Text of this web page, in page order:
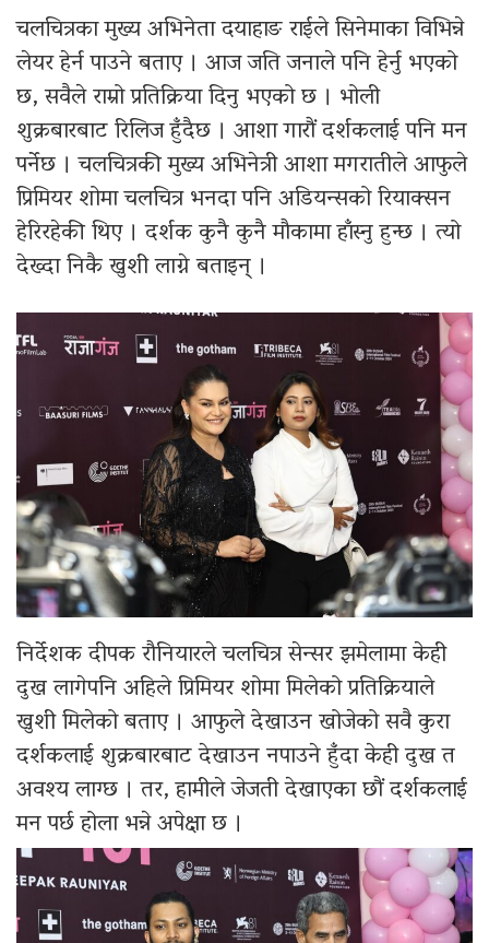
चलचित्रका मुख्य अभिनेता दयाहाङ राईले सिनेमाका विभिन्ने
लेयर हेर्न पाउने बताए । आज जति जनाले पनि हेर्नु भएको
छ, सवैले राम्रो प्रतिक्रिया दिनु भएको छ । भोली
शुक्रबारबाट रिलिज हुँदैछ । आशा गारौं दर्शकलाई पनि मन
पर्नेछ । चलचित्रकी मुख्य अभिनेत्री आशा मगरातीले आफुले
प्रिमियर शोमा चलचित्र भनदा पनि अडियन्सको रियाक्सन
हेरिरहेकी थिए । दर्शक कुनै कुनै मौकामा हाँस्नु हुन्छ । त्यो
देख्दा निकै खुशी लाग्ने बताइन् ।
निर्देशक दीपक रौनियारले चलचित्र सेन्सर झमेलामा केही
दुख लागेपनि अहिले प्रिमियर शोमा मिलेको प्रतिक्रियाले
खुशी मिलेको बताए । आफुले देखाउन खोजेको सवै कुरा
दर्शकलाई शुक्रबारबाट देखाउन नपाउने हुँदा केही दुख त
अवश्य लाग्छ । तर, हामीले जेजती देखाएका छौं दर्शकलाई
मन पर्छ होला भन्ने अपेक्षा छ ।